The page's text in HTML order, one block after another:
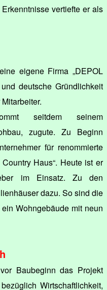
vertiefte er als
eigene Firma „DEPOL
deutsche Gründlichkeit
seitdem seinem
zugute. Zu Beginn
für renommierte
Haus“. Heute ist er
im Einsatz. Zu den
dazu. So sind die
Wohngebäude mit neun
Baubeginn das Projekt
Wirtschaftlichkeit,